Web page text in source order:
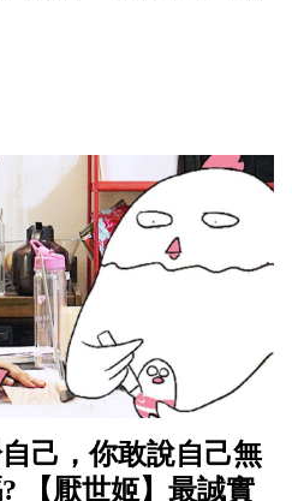
己，你敢說自己無
【厭世姬】最誠實